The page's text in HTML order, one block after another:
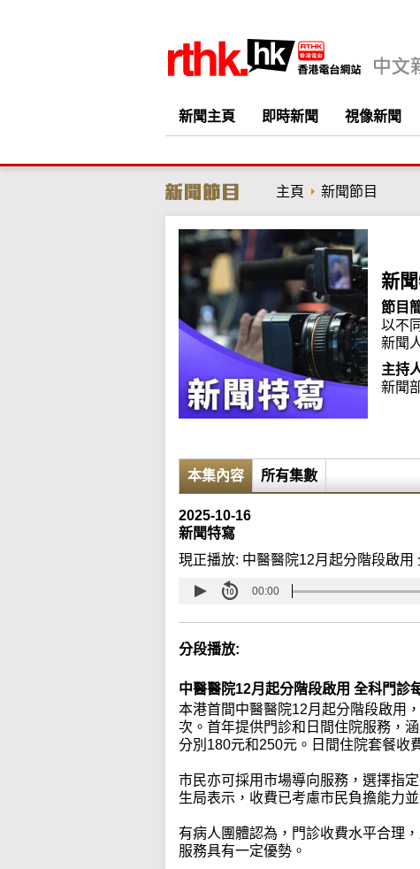
新聞主頁 即時新聞 視像新聞
主頁 新聞節目
新
節目
以不
新聞
主持
新聞
本集內容 所有集數
2025-10-16
新聞特寫
現正播放: 中醫醫院12月起分階段啟
00:00
分段播放:
中醫醫院12月起分階段啟用 全科門診
本港首間中醫醫院12月起分階段啟用
次。首年提供門診和日間住院服務，
分別180元和250元。日間住院套餐收
市民亦可採用市場導向服務，選擇指
生局表示，收費已考慮市民負擔能力
有病人團體認為，門診收費水平合理
服務具有一定優勢。